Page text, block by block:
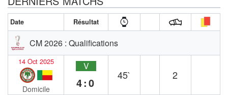
Date Résultat
CM 2026 : Qualifications
14 Oct 2025
Domicile
V
4:0
45` 2